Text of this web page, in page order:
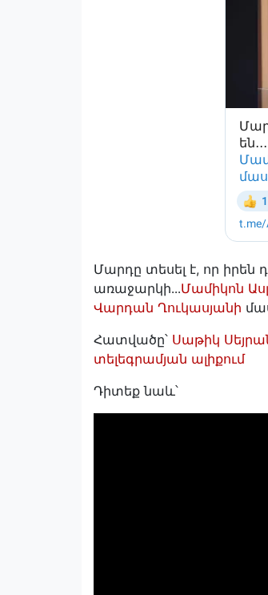
Մարդը տեսել է, որ իրեն
առաջարկի․․․Մամիկոն
Վարդան Ղուկասյանի
Հատվածը՝ Սաթիկ
տելեգրամյան ալիքում
Դիտեք նաև՝